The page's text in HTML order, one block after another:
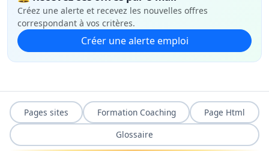
Créez une alerte et recevez les nouvelles offres
correspondant à vos critères.
Créer une alerte emploi
Pages sites Formation Coaching
Page Html
Glossaire